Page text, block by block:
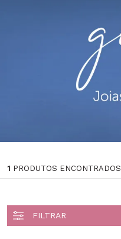
1 PRODUTOS ENCONTRADOS